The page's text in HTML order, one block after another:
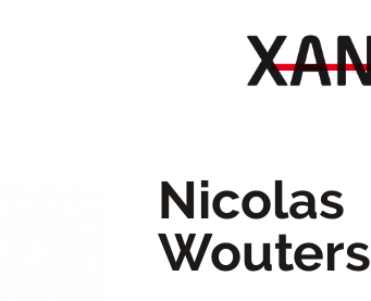
Nicolas
Wouters